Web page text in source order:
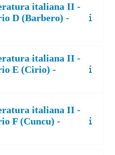
italiana II -
D (Barbero) -
italiana II -
E (Cirio) -
italiana II -
F (Cuncu) -